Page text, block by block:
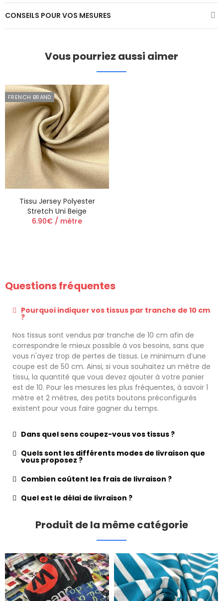
CONSEILS POUR VOS MESURES
Vous pourriez aussi aimer
FRENCH BRAND
Tissu Jersey Polyester
Stretch Uni Beige
6.90€ / mètre
Questions fréquentes
Pourquoi indiquer vos tissus par tranche de 10 cm
?
Nos tissus sont vendus par tranche de 10 cm afin de
correspondre le mieux possible à vos besoins, sans que
vous n'ayez trop de pertes de tissus. Le minimum d’une
coupe est de 50 cm. Ainsi, si vous souhaitez un mètre de
tissu, la quantité que vous devez ajouter à votre panier
est de 10. Pour les mesures les plus fréquentes, à savoir 1
mètre et 2 mètres, des petits boutons préconfigurés
existent pour vous faire gagner du temps.
Dans quel sens coupez-vous vos tissus ?
Quels sont les différents modes de livraison que
vous proposez ?
Combien coûtent les frais de livraison ?
Quel est le délai de livraison ?
Produit de la même catégorie